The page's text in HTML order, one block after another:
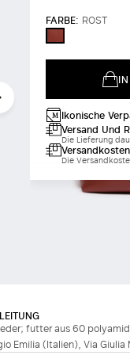
FARBE: ROST
ROST
Ikonische
Versand Und
Die Lieferung
Versandkosten
Die
futter aus 60
Emilia (Italien), Via